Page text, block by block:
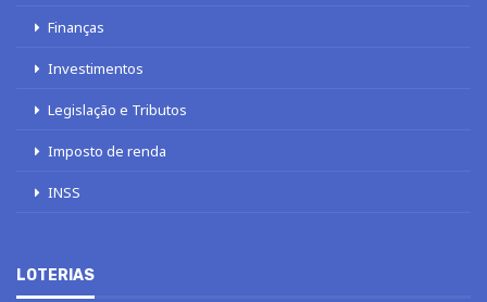
Finanças
Investimentos
Legislação e Tributos
Imposto de renda
INSS
LOTERIAS